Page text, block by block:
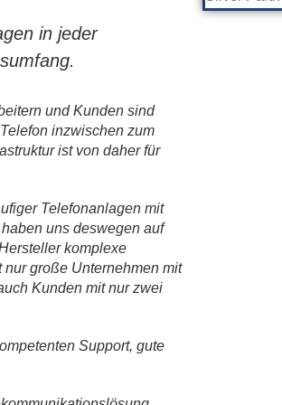
in jeder
und Kunden sind
inzwischen zum
ist von daher für
Telefonanlagen mit
uns deswegen auf
komplexe
große Unternehmen mit
Kunden mit nur zwei
Support, gute